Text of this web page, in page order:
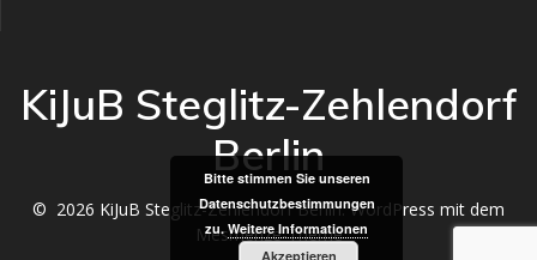
KiJuB Steglitz-Zehlendorf
Berlin
© 2026 KiJuB Steglitz-Zehlendorf Berlin. WordPress mit dem
Mesmerize-Theme
Bitte stimmen Sie unseren
Datenschutzbestimmungen
zu.Weitere Informationen
Akzeptieren